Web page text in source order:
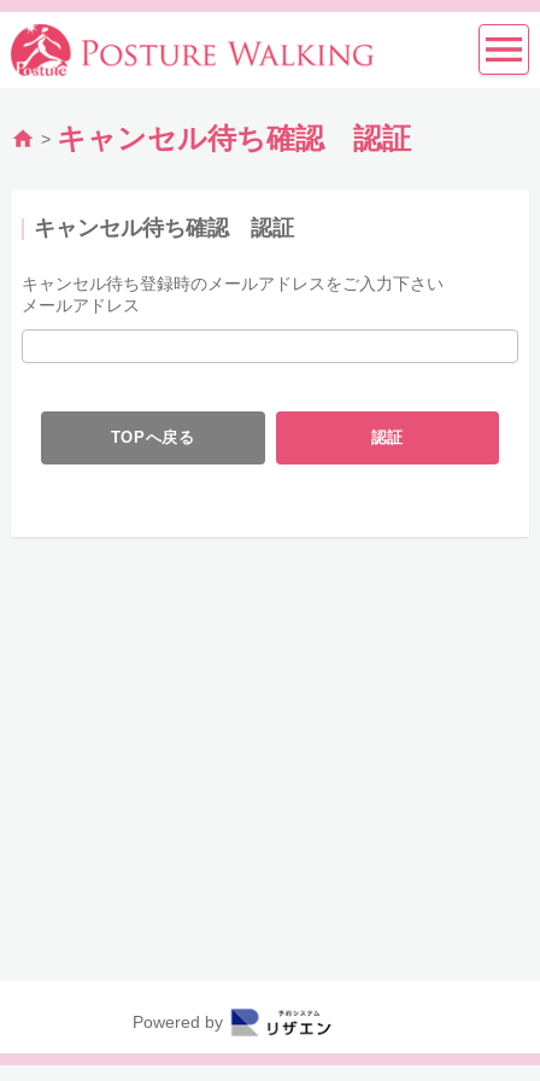
> キャンセル待ち確認 認証
キャンセル待ち確認 認証
キャンセル待ち登録時のメールアドレスをご入力下さい
メールアドレス
TOPへ戻る 認証
Powered by